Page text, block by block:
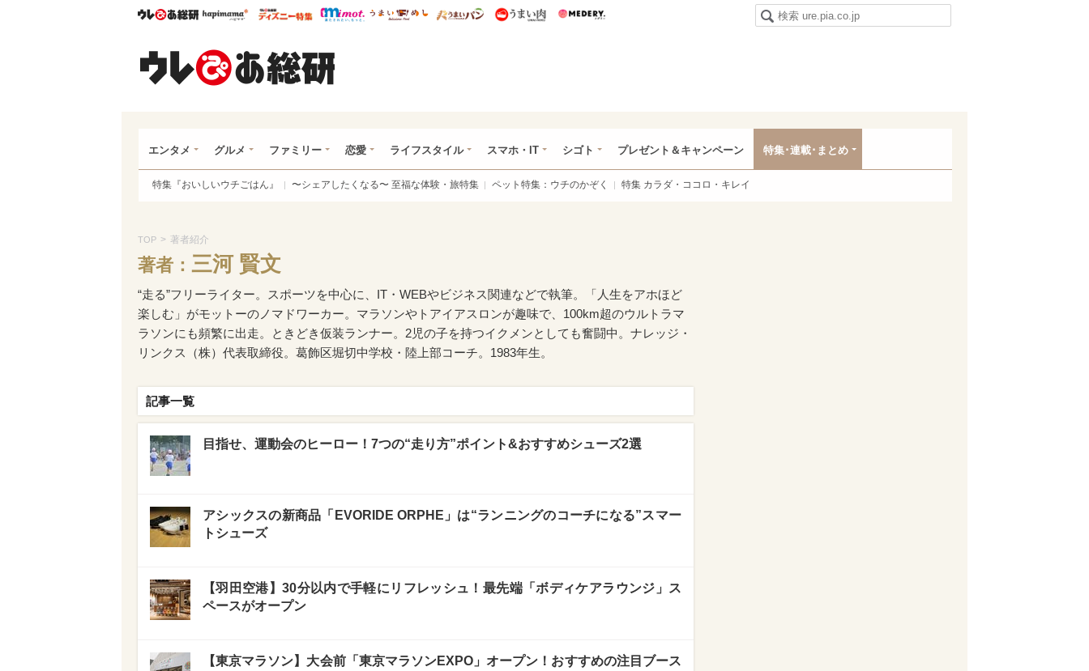
ウレぴあ総研ハピママ* ウレぴあ総研 ディズニー特集
mimot. うまいめし うまいパン うまい肉
エンタメ グルメ ファミリー 恋愛 ライフスタイル スマホ・IT シゴト プレゼント＆キャンペーン 特集･連載･まとめ
特集『おいしいウチごはん』 〜シェアしたくなる〜 至福な体験・旅特集 ペット特集：ウチのかぞく 特集 カラダ・ココロ・キレイ
TOP > 著者紹介
著者： 三河 賢文
“走る”フリーライター。スポーツを中心に、IT・WEBやビジネス関連などで執筆。「人生をアホほど
楽しむ」がモットーのノマドワーカー。マラソンやトアイアスロンが趣味で、100km超のウルトラマ
ラソンにも頻繁に出走。ときどき仮装ランナー。2児の子を持つイクメンとしても奮闘中。ナレッジ・
リンクス（株）代表取締役。葛飾区堀切中学校・陸上部コーチ。1983年生。
記事一覧
目指せ、運動会のヒーロー！7つの“走り方”ポイント&おすすめシューズ2選
アシックスの新商品「EVORIDE ORPHE」は“ランニングのコーチになる”スマー
トシューズ
【羽田空港】30分以内で手軽にリフレッシュ！最先端「ボディケアラウンジ」ス
ペースがオープン
【東京マラソン】大会前「東京マラソンEXPO」オープン！おすすめの注目ブース